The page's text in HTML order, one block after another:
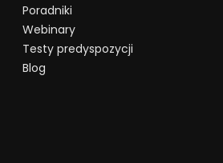
Poradniki
Webinary
Testy predyspozycji
Blog